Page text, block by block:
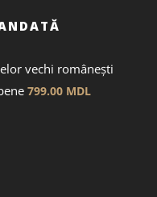
vechi românești
799.00 MDL